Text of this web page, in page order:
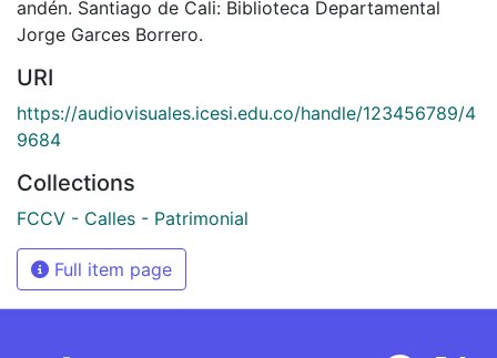
andén. Santiago de Cali: Biblioteca Departamental
Jorge Garces Borrero.
URI
https://audiovisuales.icesi.edu.co/handle/123456789/4
9684
Collections
FCCV - Calles - Patrimonial
Full item page